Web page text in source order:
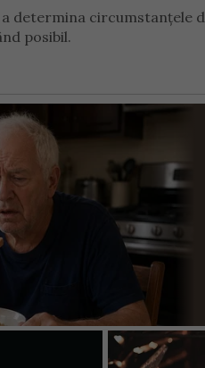
determina circumstanțele
posibil.